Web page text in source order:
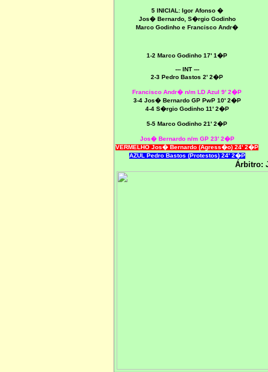
5 INICIAL: Igor Afonso �
Jos� Bernardo, S�rgio Godinho
Marco Godinho e Francisco Andr�
1-2 Marco Godinho 17' 1�P
--- INT ---
2-3 Pedro Bastos 2' 2�P
Francisco Andr� n/m LD Azul 9' 2�P
3-4 Jos� Bernardo GP PwP 10' 2�P
4-4 S�rgio Godinho 11' 2�P
5-5 Marco Godinho 21' 2�P
Jos� Bernardo n/m GP 23' 2�P
VERMELHO Jos� Bernardo (Agress�o) 24' 2�P
AZUL Pedro Bastos (Protestos) 24' 2�P
Árbitro: